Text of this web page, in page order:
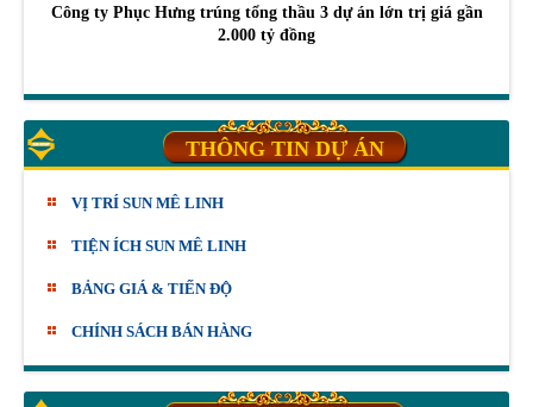
Công ty Phục Hưng trúng tổng thầu 3 dự án lớn trị giá gần
2.000 tỷ đồng
THÔNG TIN DỰ ÁN
VỊ TRÍ SUN MÊ LINH
TIỆN ÍCH SUN MÊ LINH
BẢNG GIÁ & TIẾN ĐỘ
CHÍNH SÁCH BÁN HÀNG